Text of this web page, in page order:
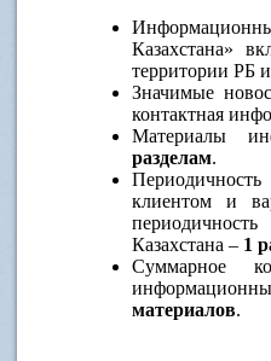
Казахстана»
территории РБ
Значимые
контактная
Материалы
разделам.
клиентом и
Казахстана – 1
Суммарное
материалов.